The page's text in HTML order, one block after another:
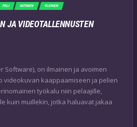
PELI UUTINEN YLEINEN
JA VIDEOTALLENNUSTEN
Software), on ilmainen ja avoimen
videokuvan kaappaamiseen ja pelien
työkalu niin pelaajille,
kuin muillekin, jotka haluavat jakaa